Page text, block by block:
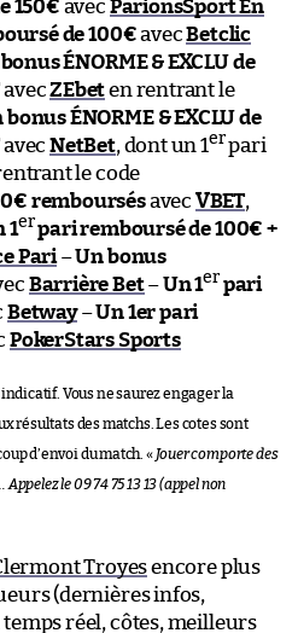
150€ avec ParionsSport En
de 100€avecBetclic
ÉNORME & EXCLU de
avecZEbeten rentrant le
bonus ÉNORME & EXCLU de
avec NetBet, dont un 1erpari
le code
remboursésavec VBET,
1erpari remboursé de 100€ +
Pari–Un bonus
Barrière Bet–Un 1er pari
Betway–Un 1er pari
PokerStars Sports
Vous ne saurez engager la
résultats des matchs. Les cotes sont
d’envoi du match. « Jouer comporte des
le 09 74 75 13 13 (appel non
Troyesencore plus
(dernières infos,
réel, côtes, meilleurs